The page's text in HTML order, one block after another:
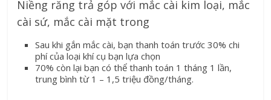
Niềng răng trả góp với mắc cài kim loại, mắc
cài sứ, mắc cài mặt trong
Sau khi gắn mắc cài, bạn thanh toán trước 30% chi
phí của loại khí cụ bạn lựa chọn
70% còn lại bạn có thể thanh toán 1 tháng 1 lần,
trung bình từ 1 – 1,5 triệu đồng/tháng.